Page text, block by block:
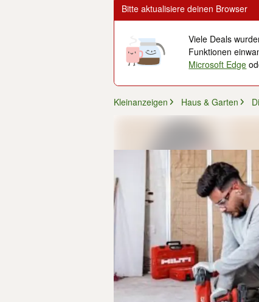
Bitte aktualisiere deinen Browser
Viele Deals
Funktionen
Microsoft Edge
Kleinanzeigen Haus & Garten